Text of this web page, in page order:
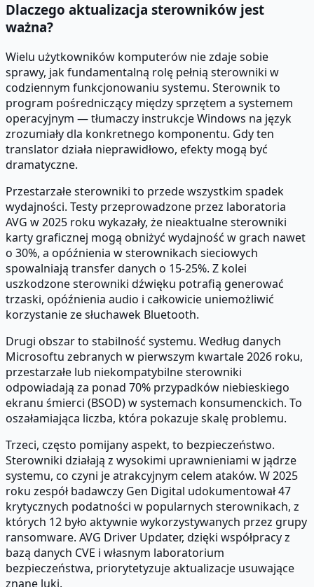
Dlaczego aktualizacja sterowników jest
ważna?
Wielu użytkowników komputerów nie zdaje sobie
sprawy, jak fundamentalną rolę pełnią sterowniki w
codziennym funkcjonowaniu systemu. Sterownik to
program pośredniczący między sprzętem a systemem
operacyjnym — tłumaczy instrukcje Windows na język
zrozumiały dla konkretnego komponentu. Gdy ten
translator działa nieprawidłowo, efekty mogą być
dramatyczne.
Przestarzałe sterowniki to przede wszystkim spadek
wydajności. Testy przeprowadzone przez laboratoria
AVG w 2025 roku wykazały, że nieaktualne sterowniki
karty graficznej mogą obniżyć wydajność w grach nawet
o 30%, a opóźnienia w sterownikach sieciowych
spowalniają transfer danych o 15-25%. Z kolei
uszkodzone sterowniki dźwięku potrafią generować
trzaski, opóźnienia audio i całkowicie uniemożliwić
korzystanie ze słuchawek Bluetooth.
Drugi obszar to stabilność systemu. Według danych
Microsoftu zebranych w pierwszym kwartale 2026 roku,
przestarzałe lub niekompatybilne sterowniki
odpowiadają za ponad 70% przypadków niebieskiego
ekranu śmierci (BSOD) w systemach konsumenckich. To
oszałamiająca liczba, która pokazuje skalę problemu.
Trzeci, często pomijany aspekt, to bezpieczeństwo.
Sterowniki działają z wysokimi uprawnieniami w jądrze
systemu, co czyni je atrakcyjnym celem ataków. W 2025
roku zespół badawczy Gen Digital udokumentował 47
krytycznych podatności w popularnych sterownikach, z
których 12 było aktywnie wykorzystywanych przez grupy
ransomware. AVG Driver Updater, dzięki współpracy z
bazą danych CVE i własnym laboratorium
bezpieczeństwa, priorytetyzuje aktualizacje usuwające
znane luki.